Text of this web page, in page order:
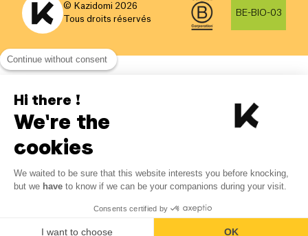
© Kazidomi 2026
Tous droits réservés
BE-BIO-03
Continue without consent
Hi there !
We're the
cookies
We waited to be sure that this website interests you before knocking,
but we have to know if we can be your companions during your visit.
Consents certified by
I want to choose OK